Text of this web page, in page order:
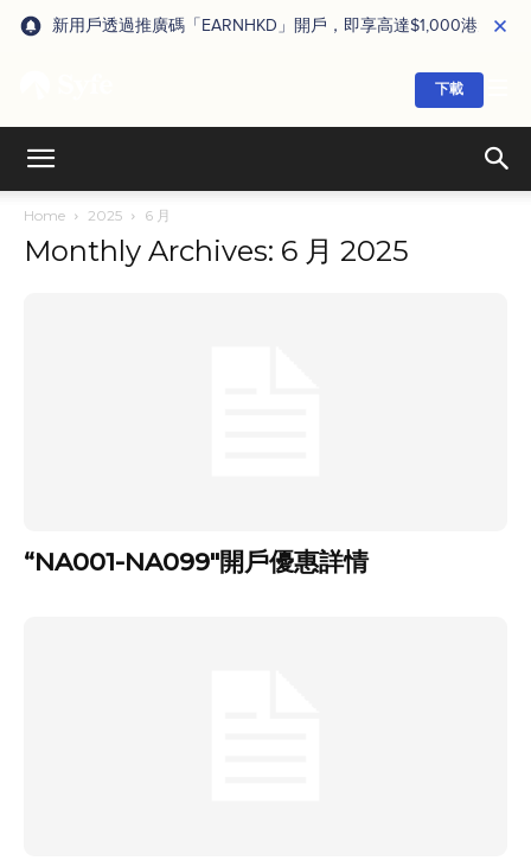
新用戶透過推廣碼「EARNHKD」開戶，即享高達$1,000港元獎賞
下載
Home 2025 6 月
Monthly Archives: 6 月 2025
“NA001-NA099″開戶優惠詳情